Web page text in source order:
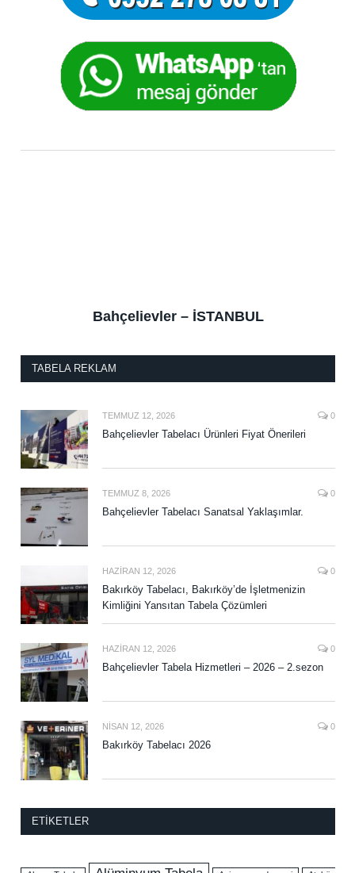
Bahçelievler – İSTANBUL
TABELA REKLAM
TEMMUZ 12, 2026 0
Bahçelievler Tabelacı Ürünleri Fiyat Önerileri
TEMMUZ 8, 2026 0
Bahçelievler Tabelacı Sanatsal Yaklaşımlar.
HAZIRAN 12, 2026 0
Bakırköy Tabelacı, Bakırköy’de İşletmenizin
Kimliğini Yansıtan Tabela Çözümleri
HAZIRAN 12, 2026 0
Bahçelievler Tabela Hizmetleri – 2026 – 2.sezon
NISAN 12, 2026 0
Bakırköy Tabelacı 2026
ETIKETLER